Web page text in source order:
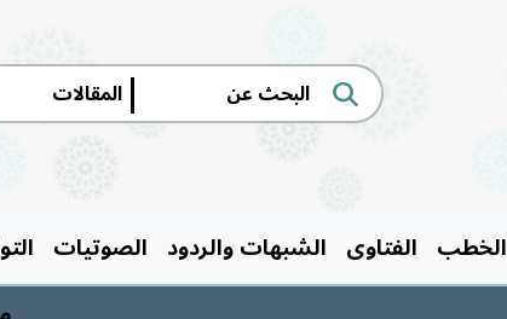
|
الخطب الفتاوى الشبهات والردود الصوتيات